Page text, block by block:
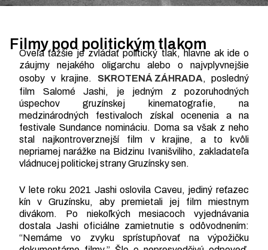
Filmy pod politickým tlakom
Oveľa ťažšie je zvládať politický tlak, hlavne ak ide o
záujmy nejakého oligarchu alebo o najvplyvnejšie
osoby v krajine. SKROTENÁ ZÁHRADA, posledný
film Salomé Jashi, je jedným z pozoruhodných
úspechov gruzínskej kinematografie, na
medzinárodných festivaloch získal ocenenia a na
festivale Sundance nomináciu. Doma sa však z neho
stal najkontroverznejší film v krajine, a to kvôli
nepriamej narážke na Bidzinu Ivanišviliho, zakladateľa
vládnucej politickej strany Gruzínsky sen.
V lete roku 2021 Jashi oslovila Caveu, jediný reťazec
kín v Gruzínsku, aby premietali jej film miestnym
divákom. Po niekoľkých mesiacoch vyjednávania
dostala Jashi oficiálne zamietnutie s odôvodnením:
“Nemáme vo zvyku sprístupňovať na výpožičku